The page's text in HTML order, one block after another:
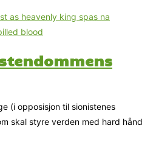
(i opposisjon til sionistenes
skal styre verden med hard hånd